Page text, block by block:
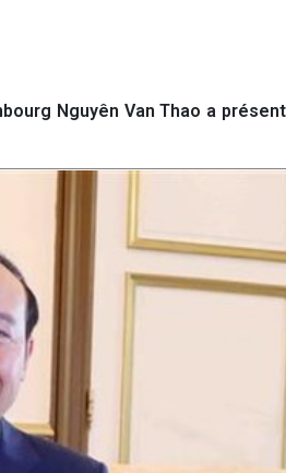
Nguyên Van Thao a